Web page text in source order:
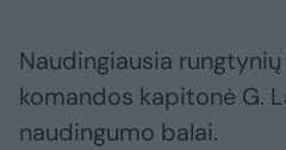
Naudingiausia
komandos kapitonė G.
naudingumo balai.